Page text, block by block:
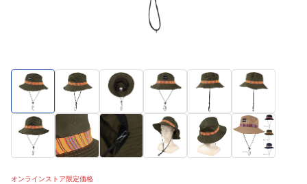
オンラインストア限定価格